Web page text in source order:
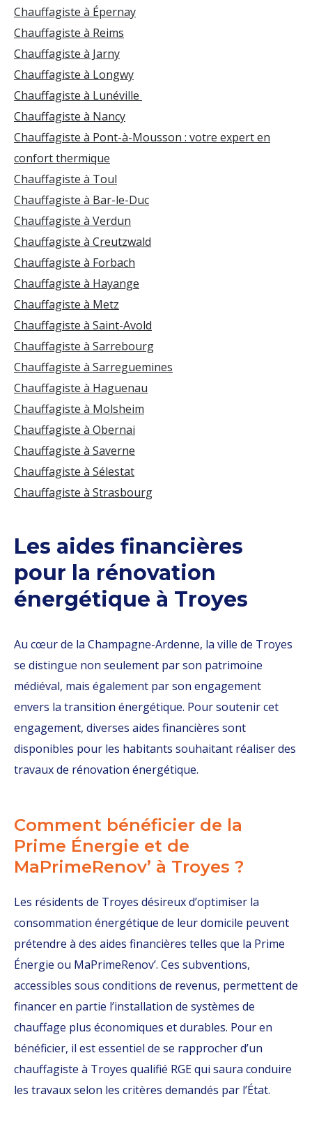
Chauffagiste à Épernay
Chauffagiste à Reims
Chauffagiste à Jarny
Chauffagiste à Longwy
Chauffagiste à Lunéville
Chauffagiste à Nancy
Chauffagiste à Pont-à-Mousson : votre expert en
confort thermique
Chauffagiste à Toul
Chauffagiste à Bar-le-Duc
Chauffagiste à Verdun
Chauffagiste à Creutzwald
Chauffagiste à Forbach
Chauffagiste à Hayange
Chauffagiste à Metz
Chauffagiste à Saint-Avold
Chauffagiste à Sarrebourg
Chauffagiste à Sarreguemines
Chauffagiste à Haguenau
Chauffagiste à Molsheim
Chauffagiste à Obernai
Chauffagiste à Saverne
Chauffagiste à Sélestat
Chauffagiste à Strasbourg
Les aides financières
pour la rénovation
énergétique à Troyes
Au cœur de la Champagne-Ardenne, la ville de Troyes
se distingue non seulement par son patrimoine
médiéval, mais également par son engagement
envers la transition énergétique. Pour soutenir cet
engagement, diverses aides financières sont
disponibles pour les habitants souhaitant réaliser des
travaux de rénovation énergétique.
Comment bénéficier de la
Prime Énergie et de
MaPrimeRenov’ à Troyes ?
Les résidents de Troyes désireux d’optimiser la
consommation énergétique de leur domicile peuvent
prétendre à des aides financières telles que la Prime
Énergie ou MaPrimeRenov’. Ces subventions,
accessibles sous conditions de revenus, permettent de
financer en partie l’installation de systèmes de
chauffage plus économiques et durables. Pour en
bénéficier, il est essentiel de se rapprocher d’un
chauffagiste à Troyes qualifié RGE qui saura conduire
les travaux selon les critères demandés par l’État.